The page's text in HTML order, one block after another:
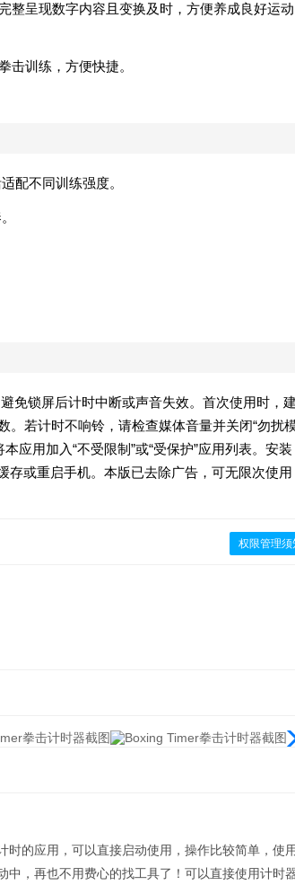
整呈现数字内容且变换及时，方便养成良好运动
击训练，方便快捷。
配不同训练强度。
免锁屏后计时中断或声音失效。首次使用时，
。若计时不响铃，请检查媒体音量并关闭“勿扰
应用加入“不受限制”或“受保护”应用列表。安装
存或重启手机。本版已去除广告，可无限次使用
权限管理须
时的应用，可以直接启动使用，操作比较简单，使
中，再也不用费心的找工具了！可以直接使用计时